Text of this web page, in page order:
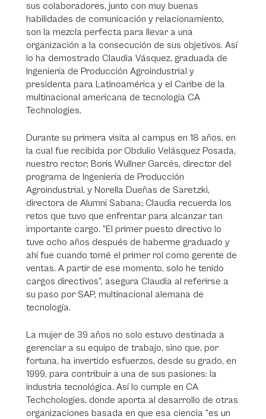
sus colaboradores, junto con muy buenas
habilidades de comunicación y relacionamiento,
son la mezcla perfecta para llevar a una
organización a la consecución de sus objetivos. Así
lo ha demostrado Claudia Vásquez, graduada de
Ingeniería de Producción Agroindustrial y
presidenta para Latinoamérica y el Caribe de la
multinacional americana de tecnología CA
Technologies.
Durante su primera visita al campus en 18 años, en
la cual fue recibida por Obdulio Velásquez Posada,
nuestro rector; Boris Wullner Garcés, director del
programa de Ingeniería de Producción
Agroindustrial, y Norella Dueñas de Saretzki,
directora de Alumni Sabana; Claudia recuerda los
retos que tuvo que enfrentar para alcanzar tan
importante cargo. “El primer puesto directivo lo
tuve ocho años después de haberme graduado y
ahí fue cuando tomé el primer rol como gerente de
ventas. A partir de ese momento, solo he tenido
cargos directivos”, asegura Claudia al referirse a
su paso por SAP, multinacional alemana de
tecnología.
La mujer de 39 años no solo estuvo destinada a
gerenciar a su equipo de trabajo, sino que, por
fortuna, ha invertido esfuerzos, desde su grado, en
1999, para contribuir a una de sus pasiones: la
industria tecnológica. Así lo cumple en CA
Techchologies, donde aporta al desarrollo de otras
organizaciones basada en que esa ciencia “es un